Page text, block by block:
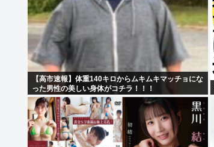
【高市速報】体重140キロからムキムキマッチョにな
った男性の美しい身体がコチラ！！！